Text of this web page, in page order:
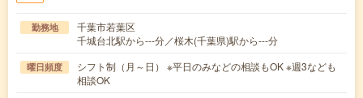
勤務地
千葉市若葉区
千城台北駅から---分／桜木(千葉県)駅から---分
曜日頻度
シフト制（月～日） ※平日のみなどの相談もOK ※週3なども
相談OK